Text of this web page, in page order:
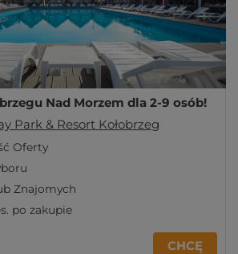
Nad Morzem dla 2-9 osób!
Park & Resort Kołobrzeg
Oferty
Znajomych
po zakupie
CHCĘ